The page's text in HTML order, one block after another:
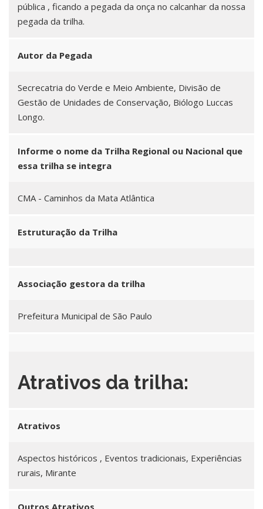
pública , ficando a pegada da onça no calcanhar da nossa
pegada da trilha.
Autor da Pegada
Secrecatria do Verde e Meio Ambiente, Divisão de
Gestão de Unidades de Conservação, Biólogo Luccas
Longo.
Informe o nome da Trilha Regional ou Nacional que
essa trilha se integra
CMA - Caminhos da Mata Atlântica
Estruturação da Trilha
Associação gestora da trilha
Prefeitura Municipal de São Paulo
Atrativos da trilha:
Atrativos
Aspectos históricos , Eventos tradicionais, Experiências
rurais, Mirante
Outros Atrativos